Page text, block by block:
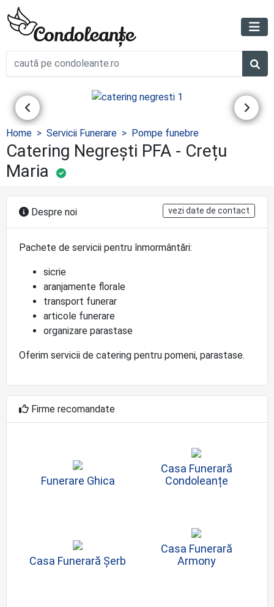
Home Servicii Funerare Pompe funebre
Catering Negrești PFA - Crețu
Maria
Despre noi vezi date de contact
Pachete de servicii pentru înmormântări:
sicrie
aranjamente florale
transport funerar
articole funerare
organizare parastase
Oferim servicii de catering pentru pomeni, parastase.
Firme recomandate
Funerare Ghica
Casa Funerară
Condoleanțe
Casa Funerară Șerb
Casa Funerară
Armony